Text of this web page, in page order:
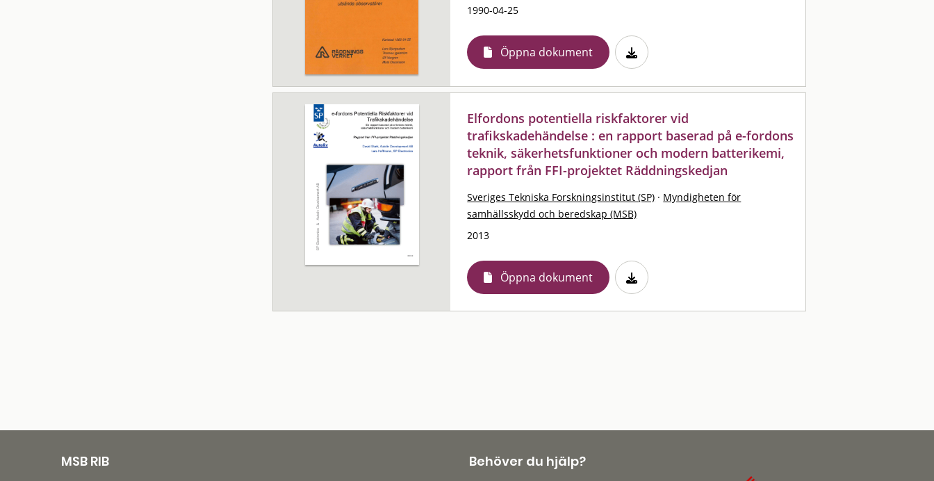
1990-04-25
Öppna dokument
Elfordons potentiella riskfaktorer vid
trafikskadehändelse : en rapport baserad på e-fordons
teknik, säkerhetsfunktioner och modern batterikemi,
rapport från FFI-projektet Räddningskedjan
Sveriges Tekniska Forskningsinstitut (SP) · Myndigheten för
samhällsskydd och beredskap (MSB)
2013
Öppna dokument
MSB RIB Behöver du hjälp?